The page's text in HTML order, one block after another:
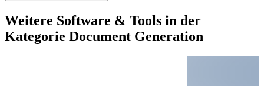
Weitere Software & Tools in der
Kategorie Document Generation